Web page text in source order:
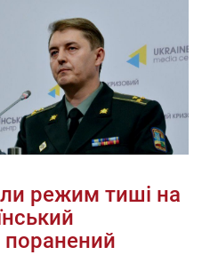
режим тиші на
поранений